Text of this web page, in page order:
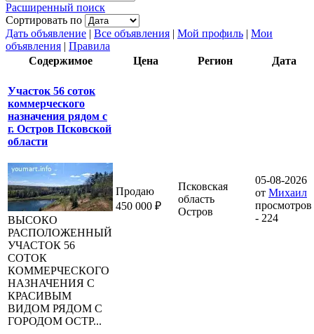
Расширенный поиск
Сортировать по
Дать объявление | Все объявления | Мой профиль | Мои
объявления | Правила
Содержимое
Цена Регион Дата
Участок 56 соток
коммерческого
назначения рядом с
г. Остров Псковской
области
ВЫСОКО
РАСПОЛОЖЕННЫЙ
УЧАСТОК 56
СОТОК
КОММЕРЧЕСКОГО
НАЗНАЧЕНИЯ С
КРАСИВЫМ
ВИДОМ РЯДОМ С
ГОРОДОМ ОСТР...
Продаю
450 000 ₽
Псковская
область
Остров
05-08-2026
от Михаил
просмотров
- 224